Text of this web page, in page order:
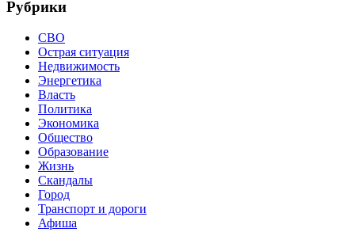
Рубрики
СВО
Острая ситуация
Недвижимость
Энергетика
Власть
Политика
Экономика
Общество
Образование
Жизнь
Скандалы
Город
Транспорт и дороги
Афиша